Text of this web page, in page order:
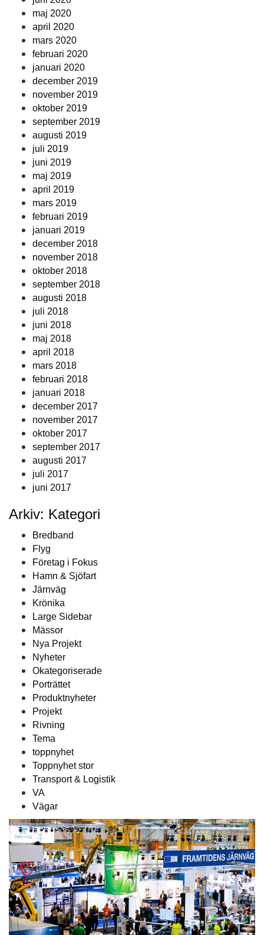
maj 2020
april 2020
mars 2020
februari 2020
januari 2020
december 2019
november 2019
oktober 2019
september 2019
augusti 2019
juli 2019
juni 2019
maj 2019
april 2019
mars 2019
februari 2019
januari 2019
december 2018
november 2018
oktober 2018
september 2018
augusti 2018
juli 2018
juni 2018
maj 2018
april 2018
mars 2018
februari 2018
januari 2018
december 2017
november 2017
oktober 2017
september 2017
augusti 2017
juli 2017
juni 2017
Arkiv: Kategori
Bredband
Flyg
Företag i Fokus
Hamn & Sjöfart
Järnväg
Krönika
Large Sidebar
Mässor
Nya Projekt
Nyheter
Okategoriserade
Porträttet
Produktnyheter
Projekt
Rivning
Tema
toppnyhet
Toppnyhet stor
Transport & Logistik
VA
Vägar